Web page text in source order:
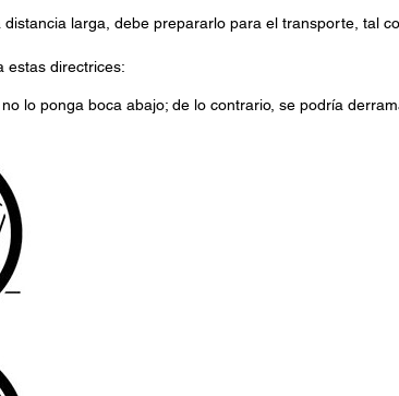
larga, debe prepararlo para el transporte, tal
estas directrices:
lo ponga boca abajo; de lo contrario, se podría